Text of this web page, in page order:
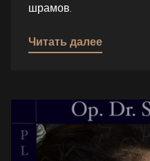
шрамов.
Читать далее